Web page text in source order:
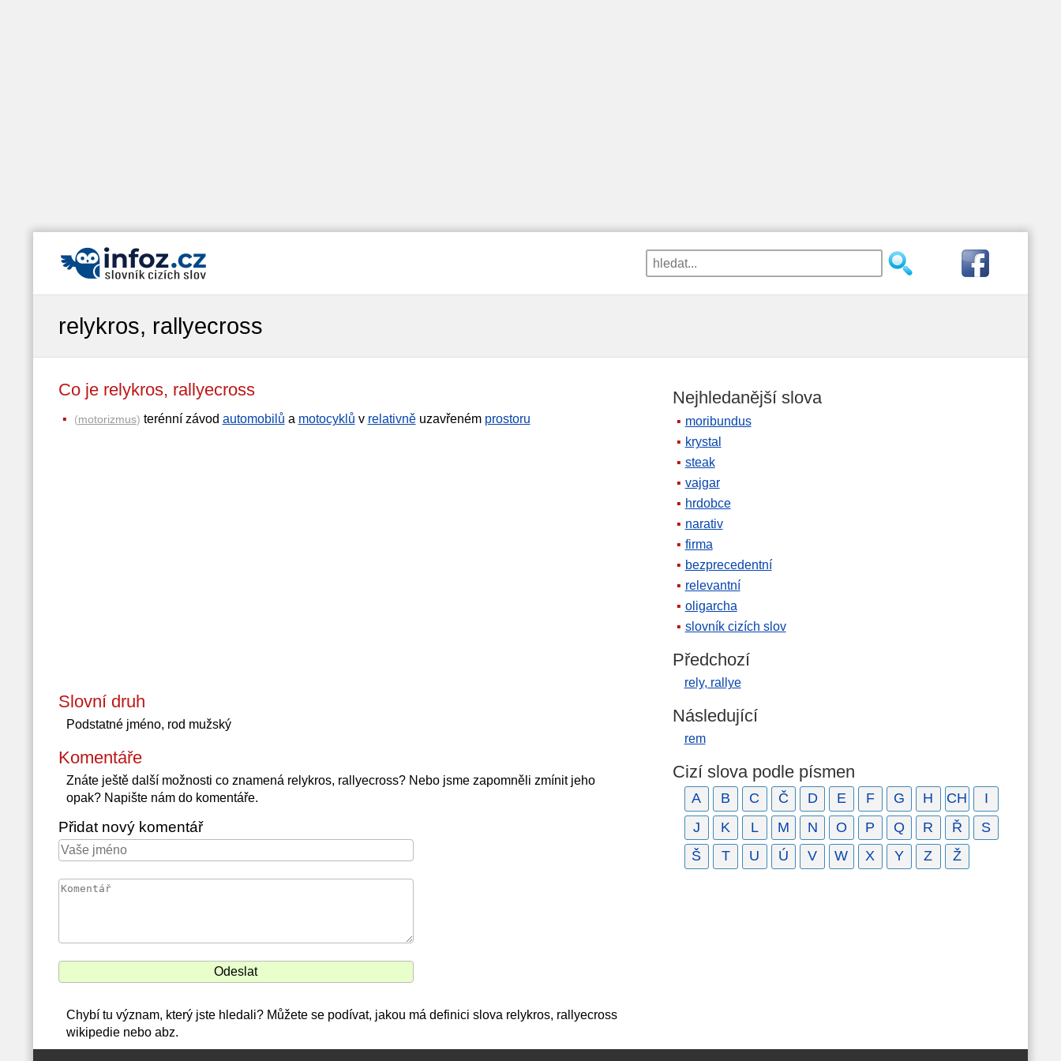
relykros, rallyecross
Co je relykros, rallyecross
(motorizmus) terénní závod automobilů a motocyklů v relativněuzavřeném prostoru
Slovní druh
Podstatné jméno, rod mužský
Komentáře
Znáte ještě další možnosti co znamená relykros, rallyecross? Nebo jsme zapomněli zmínit jeho
opak? Napište nám do komentáře.
Přidat nový komentář
Chybí tu význam, který jste hledali? Můžete se podívat, jakou má definici slova relykros, rallyecross
wikipedie nebo abz.
Nejhledanější slova
moribundus
krystal
steak
vajgar
hrdobce
narativ
firma
bezprecedentní
relevantní
oligarcha
slovník cizích slov
Předchozí
rely, rallye
Následující
rem
Cizí slova podle písmen
A B C Č D E F G H CH
I
J
K L M N O P Q R Ř
S
Š
T U Ú V W X Y Z Ž